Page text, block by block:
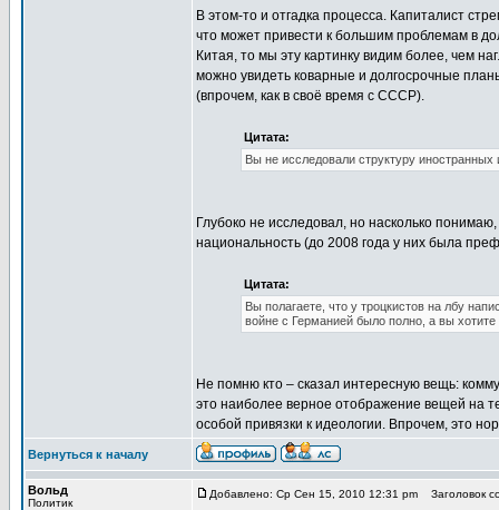
В этом-то и отгадка процесса. Капиталист
что может привести к большим проблемам в
Китая, то мы эту картинку видим более, чем
можно увидеть коварные и долгосрочные
(впрочем, как в своё время с СССР).
Цитата:
Вы не исследовали структуру иностранных
Глубоко не исследовал, но насколько
национальность (до 2008 года у них была
Цитата:
Вы полагаете, что у троцкистов на лбу
войне с Германией было полно, а вы
Не помню кто – сказал интересную вещь:
это наиболее верное отображение вещей на
особой привязки к идеологии. Впрочем, это
Вернуться к началу
Вольд
Политик
Добавлено: Ср Сен 15, 2010 12:31 pm Заголовок